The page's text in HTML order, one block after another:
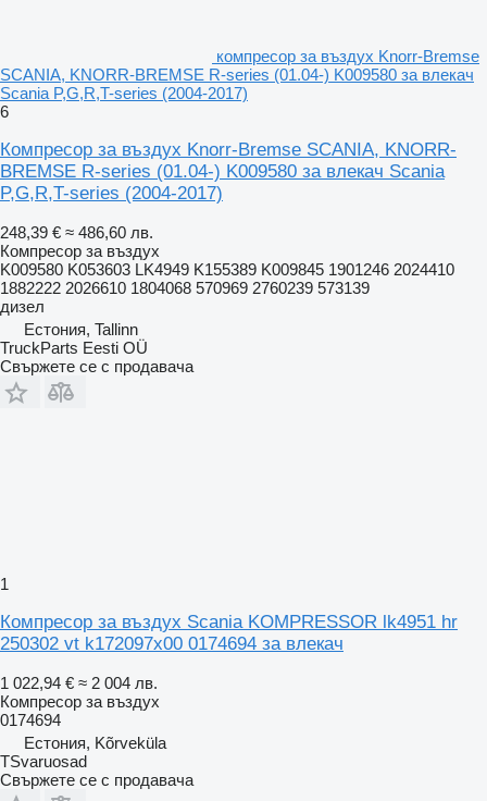
компресор за въздух Knorr-Bremse
SCANIA, KNORR-BREMSE R-series (01.04-) K009580 за влекач
Scania P,G,R,T-series (2004-2017)
6
Компресор за въздух Knorr-Bremse SCANIA, KNORR-
BREMSE R-series (01.04-) K009580 за влекач Scania
P,G,R,T-series (2004-2017)
248,39 € ≈ 486,60 лв.
Компресор за въздух
K009580 K053603 LK4949 K155389 K009845 1901246 2024410
1882222 2026610 1804068 570969 2760239 573139
дизел
Естония, Tallinn
TruckParts Eesti OÜ
Свържете се с продавача
1
Компресор за въздух Scania KOMPRESSOR lk4951 hr
250302 vt k172097x00 0174694 за влекач
1 022,94 € ≈ 2 004 лв.
Компресор за въздух
0174694
Естония, Kõrveküla
TSvaruosad
Свържете се с продавача